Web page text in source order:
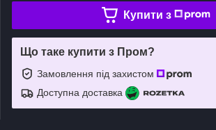
Купити з
Що таке купити з Пром?
Замовлення під захистом
Доступна доставка